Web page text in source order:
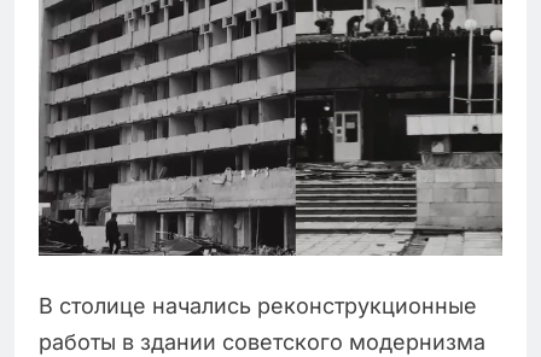
В столице начались реконструкционные
работы в здании советского модернизма